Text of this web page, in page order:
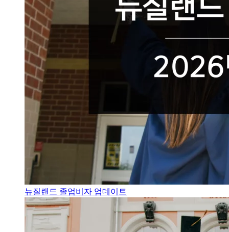
뉴질랜드 졸업비자 업데이트